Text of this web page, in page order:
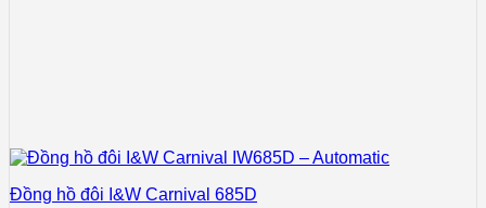
Đồng hồ đôi I&W Carnival 685D